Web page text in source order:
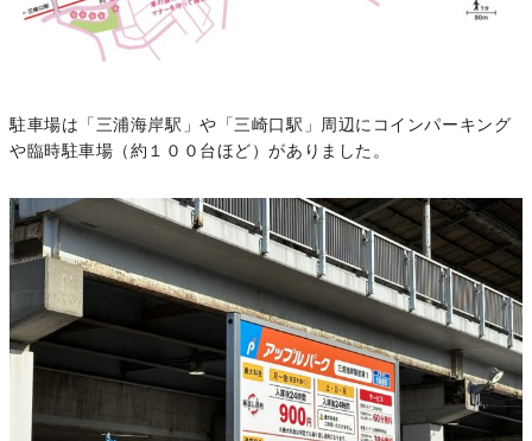
駐車場は「三浦海岸駅」や「三崎口駅」周辺にコインパーキング
や臨時駐車場（約１００台ほど）がありました。